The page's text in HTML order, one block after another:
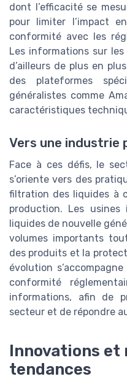
dont l’efficacité se
pour limiter l’impact
conformité avec les
Les informations sur
d’ailleurs de plus en
des plateformes
généralistes comme
caractéristiques
Vers une industrie
Face à ces défis, le
s’oriente vers des
filtration des liquides à
production. Les
liquides de nouvelle
volumes importants
des produits et la
évolution
conformité
informations, afin de
secteur et de répondre
Innovations et
tendances